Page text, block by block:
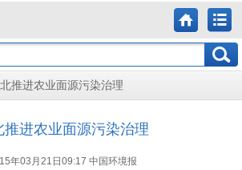
推进农业面源污染治理
推进农业面源污染治理
年03月21日09:17 中国环境报